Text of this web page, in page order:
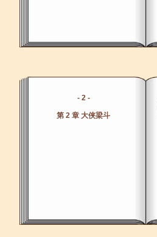
- 2 -
第 2 章 大侠梁斗